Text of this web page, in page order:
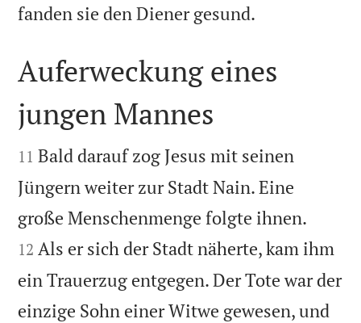
fanden sie den Diener gesund.

Auferweckung eines
jungen Mannes

11 Bald darauf zog Jesus mit seinen
Jüngern weiter zur Stadt Nain. Eine
große Menschenmenge folgte ihnen.
12 Als er sich der Stadt näherte, kam ihm
ein Trauerzug entgegen. Der Tote war der
einzige Sohn einer Witwe gewesen, und